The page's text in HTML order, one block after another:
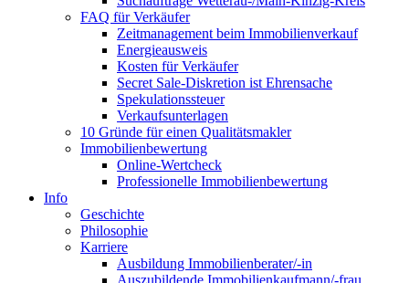
FAQ für Verkäufer
Zeitmanagement beim Immobilienverkauf
Energieausweis
Kosten für Verkäufer
Secret Sale-Diskretion ist Ehrensache
Spekulationssteuer
Verkaufsunterlagen
10 Gründe für einen Qualitätsmakler
Immobilienbewertung
Online-Wertcheck
Professionelle Immobilienbewertung
Info
Geschichte
Philosophie
Karriere
Ausbildung Immobilienberater/-in
Auszubildende Immobilienkaufmann/-frau